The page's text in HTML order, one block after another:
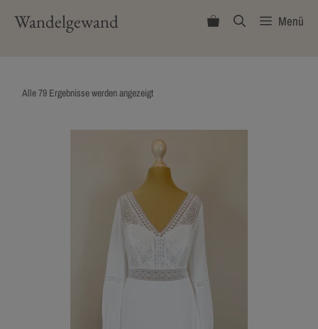
InhaltWandelgewand Menü
Alle 79 Ergebnisse werden angezeigtNach